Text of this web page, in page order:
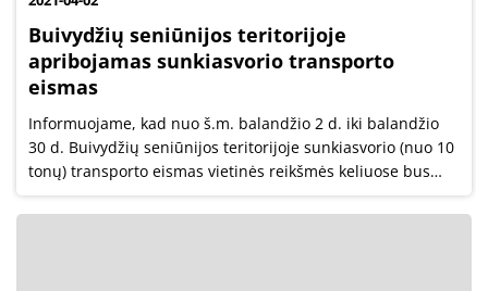
Buivydžių seniūnijos teritorijoje
apribojamas sunkiasvorio transporto
eismas
Informuojame, kad nuo š.m. balandžio 2 d. iki balandžio
30 d. Buivydžių seniūnijos teritorijoje sunkiasvorio (nuo 10
tonų) transporto eismas vietinės reikšmės keliuose bus
apribotas.